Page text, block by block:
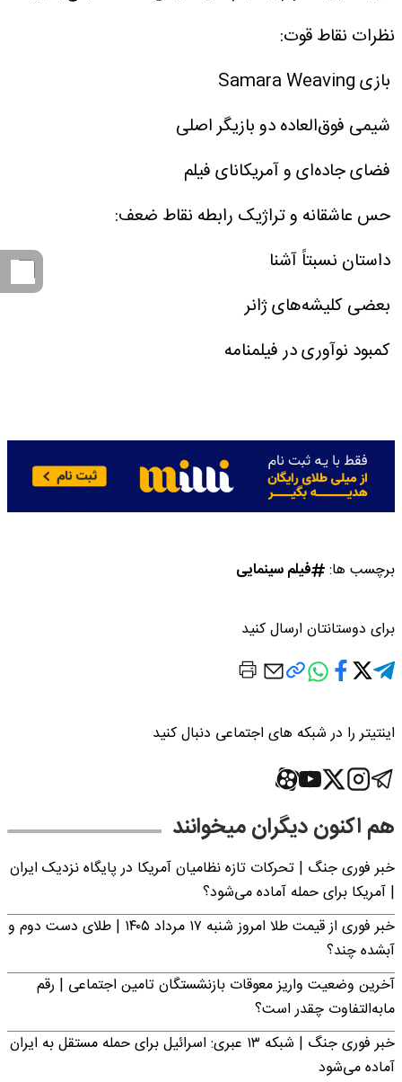
نظرات نقاط قوت:
بازی Samara Weaving
شیمی فوق‌العاده دو بازیگر اصلی
فضای جاده‌ای و آمریکانای فیلم
حس عاشقانه و تراژیک رابطه نقاط ضعف:
داستان نسبتاً آشنا
بعضی کلیشه‌های ژانر
کمبود نوآوری در فیلمنامه
برچسب ها: فیلم سینمایی
برای دوستانتان ارسال کنید
اینتیتر را در شبکه های اجتماعی دنبال کنید
هم اکنون دیگران میخوانند
خبر فوری جنگ | تحرکات تازه نظامیان آمریکا در پایگاه نزدیک ایران
| آمریکا برای حمله آماده می‌شود؟
خبر فوری از قیمت طلا امروز شنبه ۱۷ مرداد ۱۴۰۵ | طلای دست دوم و
آبشده چند؟
آخرین وضعیت واریز معوقات بازنشستگان تامین اجتماعی | رقم
مابه‌التفاوت چقدر است؟
خبر فوری جنگ | شبکه ۱۳ عبری: اسرائیل برای حمله مستقل به ایران
آماده می‌شود